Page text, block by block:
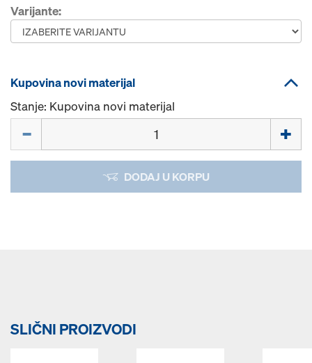
Varijante:
Kupovina novi materijal
Stanje: Kupovina novi materijal
DODAJ U KORPU
SLIČNI PROIZVODI